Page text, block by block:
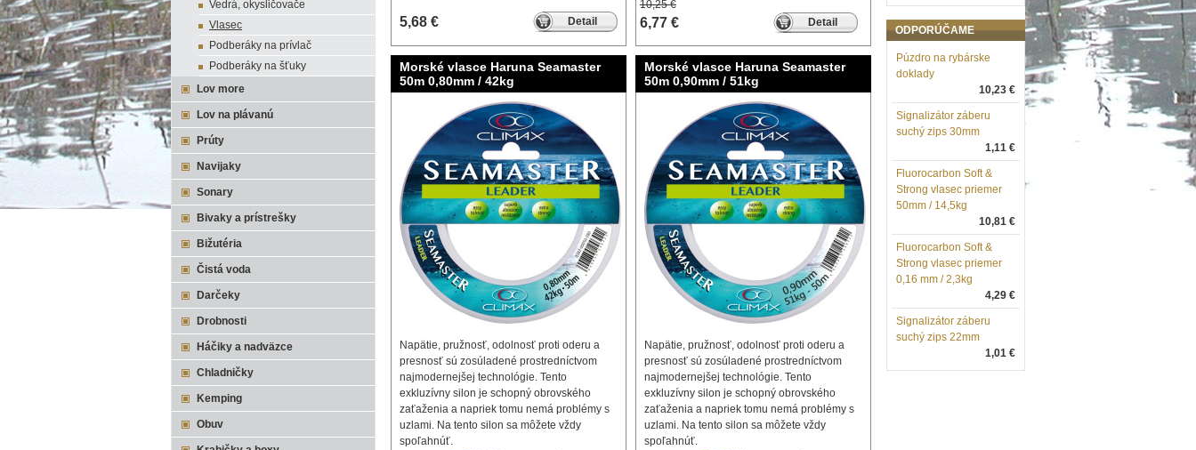
5,68 € Detail
10,25 €
6,77 € Detail
Morské vlasce Haruna Seamaster
50m 0,80mm / 42kg
Napätie, pružnosť, odolnosť proti oderu a
presnosť sú zosúladené prostredníctvom
najmodernejšej technológie. Tento
exkluzívny silon je schopný obrovského
zaťaženia a napriek tomu nemá problémy s
uzlami. Na tento silon sa môžete vždy
spoľahnúť.
Morské vlasce Haruna Seamaster
50m 0,90mm / 51kg
Napätie, pružnosť, odolnosť proti oderu a
presnosť sú zosúladené prostredníctvom
najmodernejšej technológie. Tento
exkluzívny silon je schopný obrovského
zaťaženia a napriek tomu nemá problémy s
uzlami. Na tento silon sa môžete vždy
spoľahnúť.
Vedrá, okysličovače
Vlasec
Podberáky na prívlač
Podberáky na šťuky
Lov more
Lov na plávanú
Prúty
Navijaky
Sonary
Bivaky a prístrešky
Bižutéria
Čistá voda
Darčeky
Drobnosti
Háčiky a nadväzce
Chladničky
Kemping
Obuv
ODPORÚČAME
Púzdro na rybárske
doklady
10,23 €
Signalizátor záberu
suchý zips 30mm
1,11 €
Fluorocarbon Soft &
Strong vlasec priemer
50mm / 14,5kg
10,81 €
Fluorocarbon Soft &
Strong vlasec priemer
0,16 mm / 2,3kg
4,29 €
Signalizátor záberu
suchý zips 22mm
1,01 €